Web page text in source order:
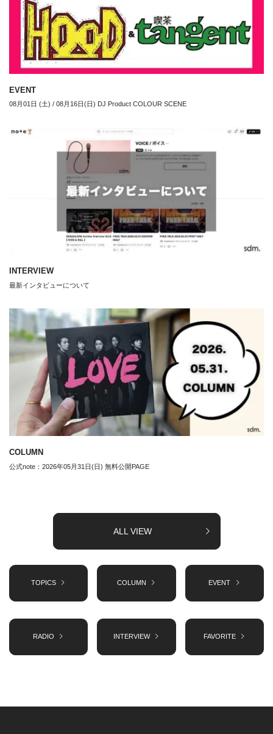
EVENT
08月01日 (土) / 08月16日(日) DJ Product COLOUR SCENE
INTERVIEW
最新インタビューについて
COLUMN
公式note：2026年05月31日(日) 無料公開PAGE
ALL VIEW
TOPICS COLUMN EVENT
RADIO INTERVIEW FAVORITE